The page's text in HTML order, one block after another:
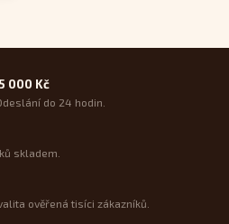
000 Kč
do 24 hodin.
skladem.
ověřená tisíci zákazníků.